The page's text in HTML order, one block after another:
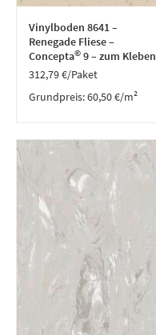
Vinylboden 8641 –
Renegade Fliese –
Concepta© 9 – zum Kleben
312,79€/Paket
Grundpreis:60,50€/m²